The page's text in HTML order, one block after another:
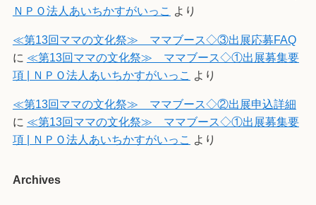
ＮＰＯ法人あいちかすがいっこ より
≪第13回ママの文化祭≫ ママブース◇③出展応募FAQ
に ≪第13回ママの文化祭≫ ママブース◇①出展募集要
項 | ＮＰＯ法人あいちかすがいっこ より
≪第13回ママの文化祭≫ ママブース◇②出展申込詳細
に ≪第13回ママの文化祭≫ ママブース◇①出展募集要
項 | ＮＰＯ法人あいちかすがいっこ より
Archives